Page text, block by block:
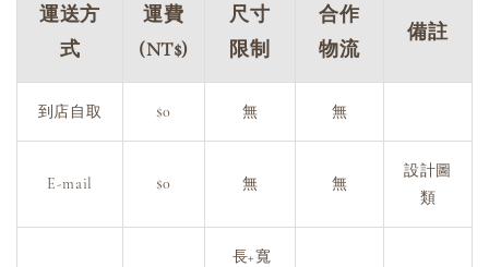
運送方
式
運費
(NT$)
尺寸
限制
合作
物流
備註
到店自取 $0 無 無
E-mail $0 無 無
設計圖
類
長+寬